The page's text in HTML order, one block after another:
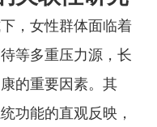
，女性群体面临着
等多重压力源，长
的重要因素。其
功能的直观反映，